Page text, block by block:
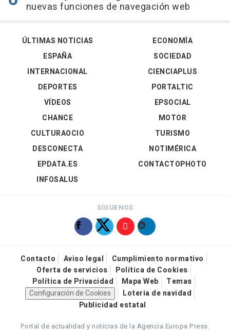
nuevas funciones de navegación web
ÚLTIMAS NOTICIAS
ESPAÑA
INTERNACIONAL
DEPORTES
VÍDEOS
ECONOMÍA
SOCIEDAD
CIENCIAPLUS
PORTALTIC
EPSOCIAL
CHANCE
CULTURAOCIO
DESCONECTA
EPDATA.ES
INFOSALUS
MOTOR
TURISMO
NOTIMÉRICA
CONTACTOPHOTO
SÍGUENOS
Contacto Aviso legal
Cumplimiento normativo
Oferta de servicios
Política de Cookies
Política de Privacidad
Mapa Web
Temas
Configuración de Cookies
Loteria de navidad
Publicidad estatal
Portal de actualidad y noticias de la Agencia Europa Press.